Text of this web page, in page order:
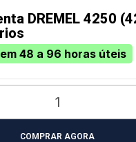
DREMEL 4250
48 a 96 horas úteis
COMPRAR AGORA